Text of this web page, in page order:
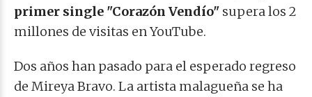
primer single "Corazón Vendío" supera los 2
millones de visitas en YouTube.
Dos años han pasado para el esperado regreso
de Mireya Bravo. La artista malagueña se ha